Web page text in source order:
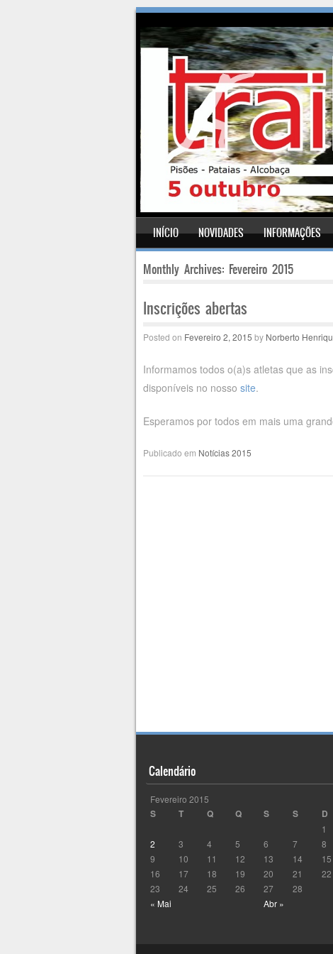
Menu
SKIP TO CONTENT
INÍCIO NOVIDADES INFORMAÇÕES
Monthly Archives: Fevereiro 2015
Inscrições abertas
Posted on Fevereiro 2, 2015 by Norberto
Informamos todos o(a)s atletas que as
disponíveis no nosso site.
Esperamos por todos em mais uma
Publicado em Notícias 2015
Calendário
Fevereiro 2015
S T Q Q S S D
« Mai Abr »
1
2
3 4 5 6 7
8
9
10 11 12 13 14
15
16
17 18 19 20 21
22
23
24 25 26 27 28